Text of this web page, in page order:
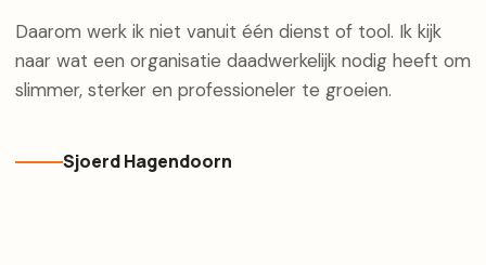
Daarom werk ik niet vanuit één dienst of tool. Ik kijk
naar wat een organisatie daadwerkelijk nodig heeft om
slimmer, sterker en professioneler te groeien.
Sjoerd Hagendoorn